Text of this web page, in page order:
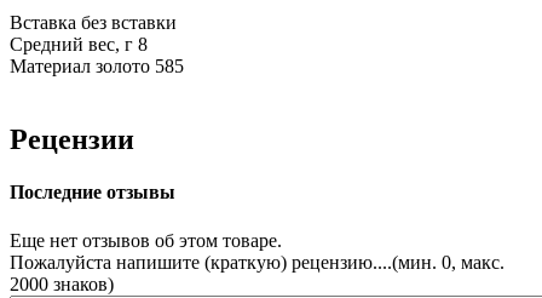
Вставка без вставки
Средний вес, г 8
Материал золото 585
Рецензии
Последние отзывы
Еще нет отзывов об этом товаре.
Пожалуйста напишите (краткую) рецензию....(мин. 0, макс.
2000 знаков)